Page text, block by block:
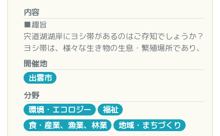
島根県出雲市松寄下町７０３－１
TEL（０８５３）２１-５４００
※土日もＯＫ♪（朝９時～夕６時まで）
①説明会は令和8年2月下旬を予定しています。
詳細は後日、事務局からご連絡いたします。
②実行委員会で傷害保険に加入いたします。
③第44回大会以降で支給されたボランティアブル
ゾン・帽子をお持ちの方は継続利用をお願いいたし
ます。
ただし、汚れたり破れたりしている場合は、新し
いものをお渡しします。
申込の際に「ブルゾン・帽子」の欄に〇をお願い
します。
内容
■趣旨
宍道湖湖岸にヨシ帯があるのはご存知でしょうか？
ヨシ帯は、様々な生き物の生息・繁殖場所であり、
また水質浄化の一端を担っています。
しかし、定期的に刈り取るなどの適切な管理が必要
です。
宍道湖水環境改善協議会では、ヨシ帯の健全な保全
と育成のため冬季にヨシを刈り取る事業を行ってい
ます。
開催地
出雲市
分野
環境・エコロジー
福祉
食・産業、漁業、林業
地域・まちづくり